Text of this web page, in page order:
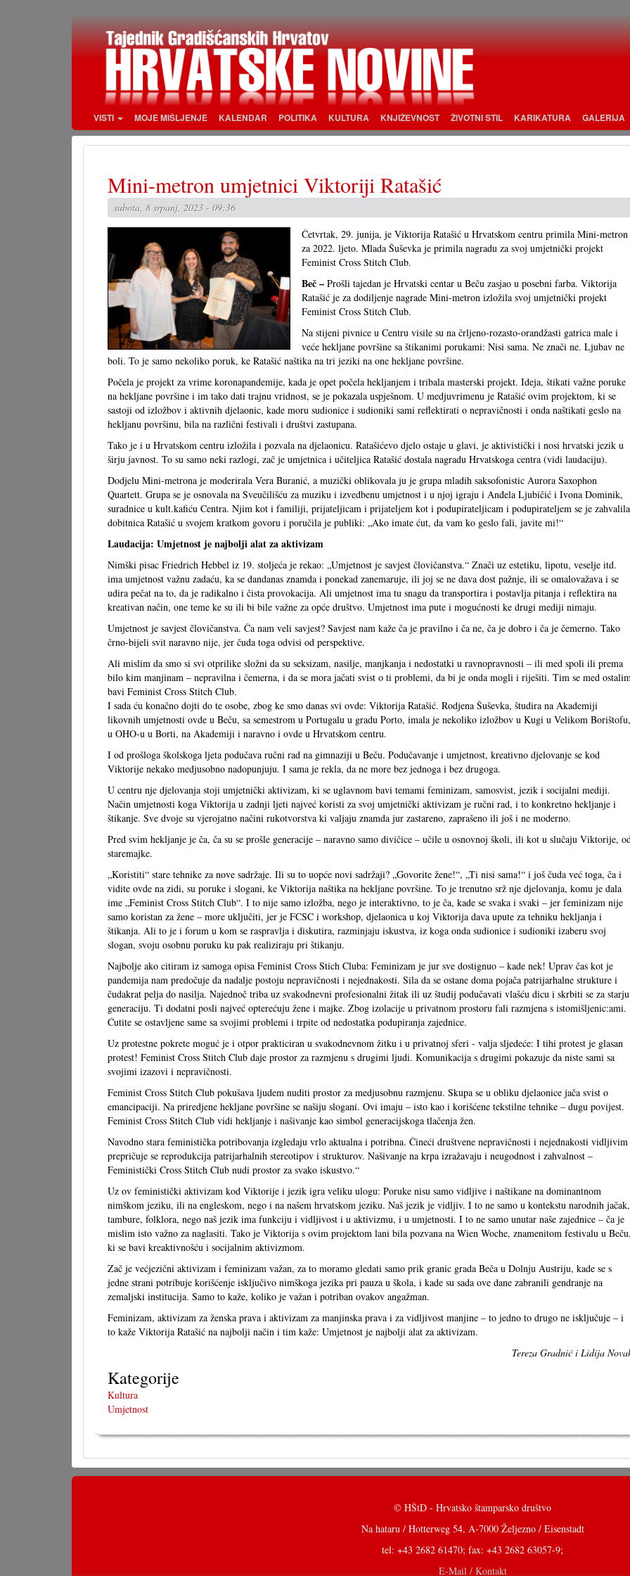
VISTI MOJE MIŠLJENJE KALENDAR POLITIKA KULTURA KNJIŽEVNOST ŽIVOTNI STIL KARIKATURA GALERIJA
Mini-metron umjetnici Viktoriji Ratašić
subota, 8 srpanj, 2023 - 09:36
Četvrtak, 29. junija, je Viktorija Ratašić u Hrvatskom centru primila Mini-metron
za 2022. ljeto. Mlada Šuševka je primila nagradu za svoj umjetnički projekt
Feminist Cross Stitch Club.
Beč – Prošli tajedan je Hrvatski centar u Beču zasjao u posebni farba. Viktorija
Ratašić je za dodiljenje nagrade Mini-metron izložila svoj umjetnički projekt
Feminist Cross Stitch Club.
Na stijeni pivnice u Centru visile su na črljeno-rozasto-orandžasti gatrica male i
veće hekljane površine sa štikanimi porukami: Nisi sama. Ne znači ne. Ljubav ne
boli. To je samo nekoliko poruk, ke Ratašić naštika na tri jeziki na one hekljane površine.
Počela je projekt za vrime koronapandemije, kada je opet počela hekljanjem i tribala masterski projekt. Ideja, štikati važne poruke
na hekljane površine i im tako dati trajnu vridnost, se je pokazala uspješnom. U medjuvrimenu je Ratašić ovim projektom, ki se
sastoji od izložbov i aktivnih djelaonic, kade moru sudionice i sudioniki sami reflektirati o nepravičnosti i onda naštikati geslo na
hekljanu površinu, bila na različni festivali i društvi zastupana.
Tako je i u Hrvatskom centru izložila i pozvala na djelaonicu. Ratašićevo djelo ostaje u glavi, je aktivistički i nosi hrvatski jezik u
širju javnost. To su samo neki razlogi, zač je umjetnica i učiteljica Ratašić dostala nagradu Hrvatskoga centra (vidi laudaciju).
Dodjelu Mini-metrona je moderirala Vera Buranić, a muzički oblikovala ju je grupa mladih saksofonistic Aurora Saxophon
Quartett. Grupa se je osnovala na Sveučilišću za muziku i izvedbenu umjetnost i u njoj igraju i Anđela Ljubičić i Ivona Dominik,
suradnice u kult.kafiću Centra. Njim kot i familiji, prijateljicam i prijateljem kot i podupirateljicam i podupirateljem se je zahvalila
dobitnica Ratašić u svojem kratkom govoru i poručila je publiki: „Ako imate ćut, da vam ko geslo fali, javite mi!“
Laudacija: Umjetnost je najbolji alat za aktivizam
Nimški pisac Friedrich Hebbel iz 19. stoljeća je rekao: „Umjetnost je savjest človičanstva.“ Znači uz estetiku, lipotu, veselje itd.
ima umjetnost važnu zadaću, ka se dandanas znamda i ponekad zanemaruje, ili joj se ne dava dost pažnje, ili se omalovažava i se
udira pečat na to, da je radikalno i čista provokacija. Ali umjetnost ima tu snagu da transportira i postavlja pitanja i reflektira na
kreativan način, one teme ke su ili bi bile važne za opće društvo. Umjetnost ima pute i mogućnosti ke drugi mediji nimaju.
Umjetnost je savjest človičanstva. Ča nam veli savjest? Savjest nam kaže ča je pravilno i ča ne, ča je dobro i ča je čemerno. Tako
črno-bijeli svit naravno nije, jer čuda toga odvisi od perspektive.
Ali mislim da smo si svi otprilike složni da su seksizam, nasilje, manjkanja i nedostatki u ravnopravnosti – ili med spoli ili prema
bilo kim manjinam – nepravilna i čemerna, i da se mora jačati svist o ti problemi, da bi je onda mogli i riješiti. Tim se med
bavi Feminist Cross Stitch Club.
I sada ću konačno dojti do te osobe, zbog ke smo danas svi ovde: Viktorija Ratašić. Rodjena Šuševka, študira na Akademiji
likovnih umjetnosti ovde u Beču, sa semestrom u Portugalu u gradu Porto, imala je nekoliko izložbov u Kugi u Velikom Borištofu,
u OHO-u u Borti, na Akademiji i naravno i ovde u Hrvatskom centru.
I od prošloga školskoga ljeta podučava ručni rad na gimnaziji u Beču. Podučavanje i umjetnost, kreativno djelovanje se kod
Viktorije nekako medjusobno nadopunjuju. I sama je rekla, da ne more bez jednoga i bez drugoga.
U centru nje djelovanja stoji umjetnički aktivizam, ki se uglavnom bavi temami feminizam, samosvist, jezik i socijalni mediji.
Način umjetnosti koga Viktorija u zadnji ljeti najveć koristi za svoj umjetnički aktivizam je ručni rad, i to konkretno hekljanje i
štikanje. Sve dvoje su vjerojatno načini rukotvorstva ki valjaju znamda jur zastareno, zaprašeno ili još i ne moderno.
Pred svim hekljanje je ča, ča su se prošle generacije – naravno samo divičice – učile u osnovnoj školi, ili kot u slučaju Viktorije,
staremajke.
„Koristiti“ stare tehnike za nove sadržaje. Ili su to uopće novi sadržaji? „Govorite žene!“, „Ti nisi sama!“ i još čuda već toga, ča i
vidite ovde na zidi, su poruke i slogani, ke Viktorija naštika na hekljane površine. To je trenutno srž nje djelovanja, komu je dala
ime „Feminist Cross Stitch Club“. I to nije samo izložba, nego je interaktivno, to je ča, kade se svaka i svaki – jer feminizam nije
samo koristan za žene – more uključiti, jer je FCSC i workshop, djelaonica u koj Viktorija dava upute za tehniku hekljanja i
štikanja. Ali to je i forum u kom se raspravlja i diskutira, razminjaju iskustva, iz koga onda sudionice i sudioniki izaberu svoj
slogan, svoju osobnu poruku ku pak realiziraju pri štikanju.
Najbolje ako citiram iz samoga opisa Feminist Cross Stich Cluba: Feminizam je jur sve dostignuo – kade nek! Uprav čas kot je
pandemija nam predočuje da nadalje postoju nepravičnosti i nejednakosti. Sila da se ostane doma pojača patrijarhalne strukture i
čudakrat pelja do nasilja. Najednoč triba uz svakodnevni profesionalni žitak ili uz študij podučavati vlašću dicu i skrbiti se za starju
generaciju. Ti dodatni posli najveć opterećuju žene i majke. Zbog izolacije u privatnom prostoru fali razmjena s istomišljenic:ami.
Ćutite se ostavljene same sa svojimi problemi i trpite od nedostatka podupiranja zajednice.
Uz protestne pokrete moguć je i otpor prakticiran u svakodnevnom žitku i u privatnoj sferi - valja sljedeće: I tihi protest je glasan
protest! Feminist Cross Stitch Club daje prostor za razmjenu s drugimi ljudi. Komunikacija s drugimi pokazuje da niste sami sa
svojimi izazovi i nepravičnosti.
Feminist Cross Stitch Club pokušava ljudem nuditi prostor za medjusobnu razmjenu. Skupa se u obliku djelaonice jača svist o
emancipaciji. Na priredjene hekljane površine se našiju slogani. Ovi imaju – isto kao i korišćene tekstilne tehnike – dugu povijest.
Feminist Cross Stitch Club vidi hekljanje i našivanje kao simbol generacijskoga tlačenja žen.
Navodno stara feministička potribovanja izgledaju vrlo aktualna i potribna. Čineći društvene nepravičnosti i nejednakosti vidljivim
prepričuje se reprodukcija patrijarhalnih stereotipov i strukturov. Našivanje na krpa izražavaju i neugodnost i zahvalnost –
Feministički Cross Stitch Club nudi prostor za svako iskustvo.“
Uz ov feministički aktivizam kod Viktorije i jezik igra veliku ulogu: Poruke nisu samo vidljive i naštikane na dominantnom
nimškom jeziku, ili na engleskom, nego i na našem hrvatskom jeziku. Naš jezik je vidljiv. I to ne samo u kontekstu narodnih jačak,
tambure, folklora, nego naš jezik ima funkciju i vidljivost i u aktivizmu, i u umjetnosti. I to ne samo unutar naše zajednice – ča je
mislim isto važno za naglasiti. Tako je Viktorija s ovim projektom lani bila pozvana na Wien Woche, znamenitom festivalu u
ki se bavi kreaktivnošću i socijalnim aktivizmom.
Zač je većjezični aktivizam i feminizam važan, za to moramo gledati samo prik granic grada Beča u Dolnju Austriju, kade se s
jedne strani potribuje korišćenje isključivo nimškoga jezika pri pauza u škola, i kade su sada ove dane zabranili gendranje na
zemaljski institucija. Samo to kaže, koliko je važan i potriban ovakov angažman.
Feminizam, aktivizam za ženska prava i aktivizam za manjinska prava i za vidljivost manjine – to jedno to drugo ne isključuje – i
to kaže Viktorija Ratašić na najbolji način i tim kaže: Umjetnost je najbolji alat za aktivizam.
Tereza Gradnić i Lidija
Kategorije
Kultura
Umjetnost
© HŠtD - Hrvatsko štamparsko društvo
Na hataru / Hotterweg 54, A-7000 Željezno / Eisenstadt
tel: +43 2682 61470; fax: +43 2682 63057-9;
E-Mail / Kontakt